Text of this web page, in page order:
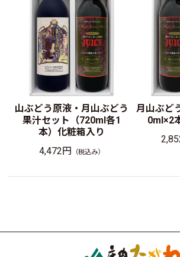
山ぶどう原液・月山ぶどう
果汁セット（720ml各1
本）化粧箱入り
4,472円 （税込み）
月山ぶど
0ml×2